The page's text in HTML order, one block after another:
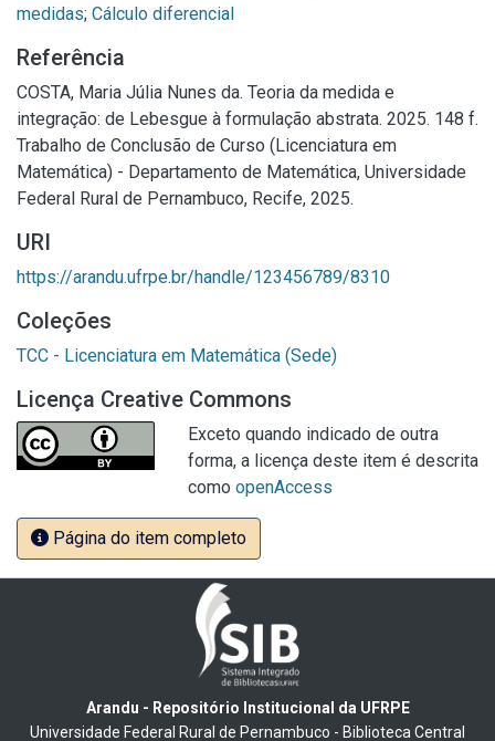
medidas; Cálculo diferencial
Referência
COSTA, Maria Júlia Nunes da. Teoria da medida e
integração: de Lebesgue à formulação abstrata. 2025. 148 f.
Trabalho de Conclusão de Curso (Licenciatura em
Matemática) - Departamento de Matemática, Universidade
Federal Rural de Pernambuco, Recife, 2025.
URI
https://arandu.ufrpe.br/handle/123456789/8310
Coleções
TCC - Licenciatura em Matemática (Sede)
Licença Creative Commons
Exceto quando indicado de outra
forma, a licença deste item é descrita
como openAccess
Página do item completo
Arandu - Repositório Institucional da UFRPE
Universidade Federal Rural de Pernambuco - Biblioteca Central